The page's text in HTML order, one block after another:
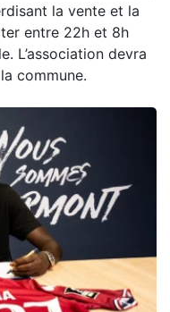
la vente et la
entre 22h et 8h
L’association devra
commune.